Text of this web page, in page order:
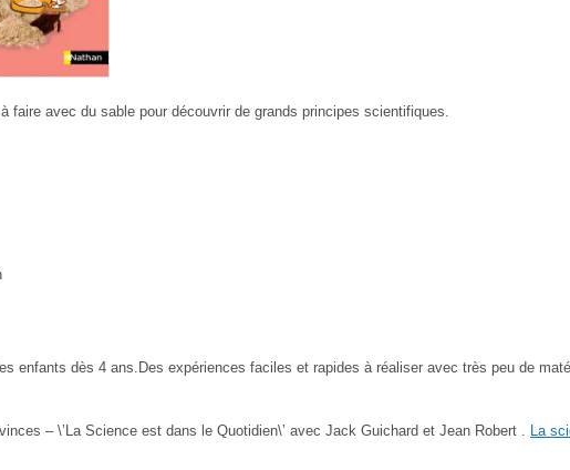
faire avec du sable pour découvrir de grands principes scientifiques.
enfants dès 4 ans.Des expériences faciles et rapides à réaliser avec très peu de
– \’La Science est dans le Quotidien\’ avec Jack Guichard et Jean Robert . La